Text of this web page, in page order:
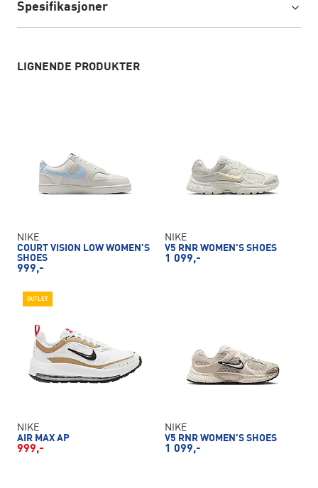
Spesifikasjoner
LIGNENDE PRODUKTER
NIKE
COURT VISION LOW WOMEN'S
SHOES
999,-
NIKE
V5 RNR WOMEN'S SHOES
1 099,-
OUTLET
NIKE
AIR MAX AP
999,-
NIKE
V5 RNR WOMEN'S SHOES
1 099,-